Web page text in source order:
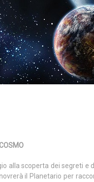
alla scoperta dei segreti e
il Planetario per